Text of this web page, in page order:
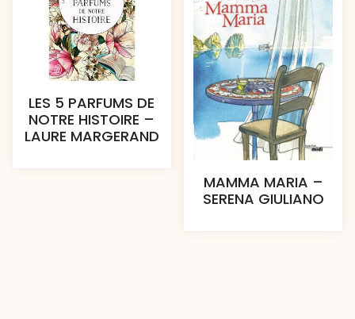
LES 5 PARFUMS DE
NOTRE HISTOIRE –
LAURE MARGERAND
MAMMA MARIA –
SERENA GIULIANO